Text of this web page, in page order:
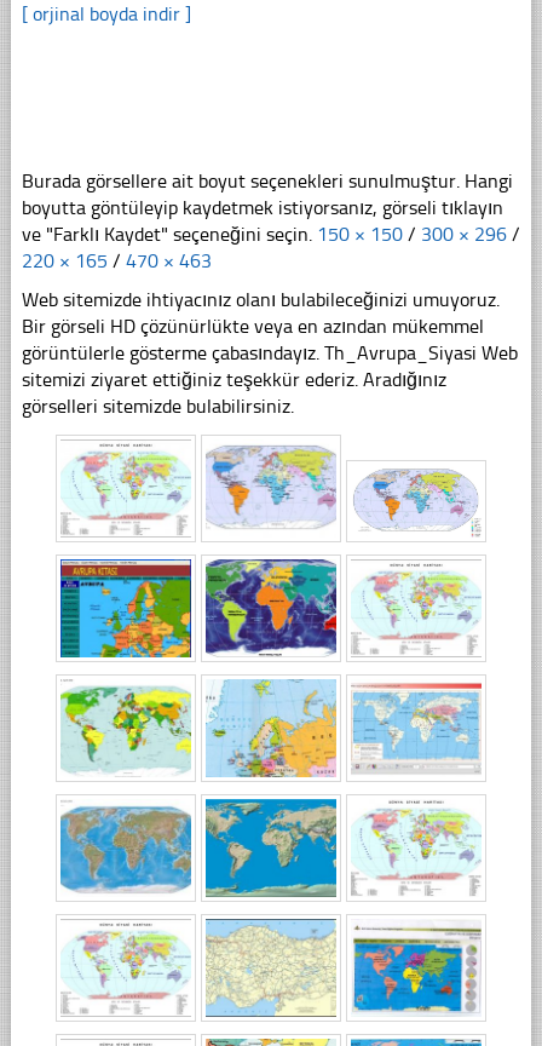
[ orjinal boyda indir ]
Burada görsellere ait boyut seçenekleri sunulmuştur. Hangi
boyutta göntüleyip kaydetmek istiyorsanız, görseli tıklayın
ve "Farklı Kaydet" seçeneğini seçin. 150 × 150 / 300 × 296 /
220 × 165 / 470 × 463
Web sitemizde ihtiyacınız olanı bulabileceğinizi umuyoruz.
Bir görseli HD çözünürlükte veya en azından mükemmel
görüntülerle gösterme çabasındayız. Th_Avrupa_Siyasi Web
sitemizi ziyaret ettiğiniz teşekkür ederiz. Aradığınız
görselleri sitemizde bulabilirsiniz.